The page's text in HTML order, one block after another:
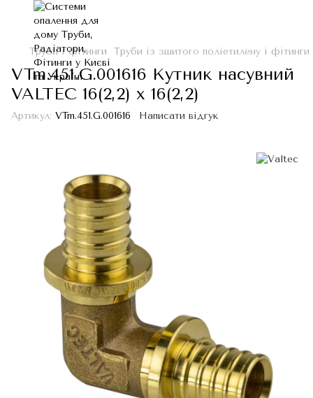
Труби і фітинги Труби із зшитого поліетилену і фітинги
VTm.451.G.001616 Кутник насувний
VALTEC 16(2,2) х 16(2,2)
Артикул: VTm.451.G.001616 Написати відгук